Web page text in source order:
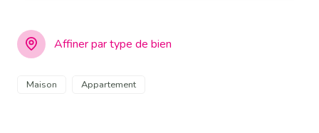
Affiner par type de bien
Maison Appartement